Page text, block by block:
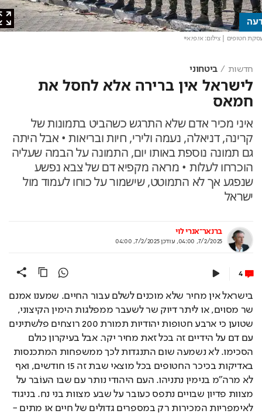
חטופים| צילום: אי.פי.איי
חדשות ביטחוני
לישראל אין ברירה אלא לחסל את
חמאס
איני מכיר אדם שלא התרגש כשהביט בתמונות של
קרינה, דניאלה, נעמה ולירי, חיות ובריאות • אבל היתה
גם תמונה נוספת באותו יום, התמונה על הבמה שעליה
הוכרחו לעלות • מראה מקפיא דם של צבא נפשע
שנפגע אך לא התמוטט, שישמור על כוחו לעמוד מול
ישראל
ברנאר־אנרי לוי
7/2/2025, 04:00
,עודכן7/2/2025, 04:00
4
בישראל אין מחיר שלא מוכנים לשלם עבור החיים. שמענו אמנם
שר מסוים, או ליתר דיוק שר לשעבר ממפלגות הימין הקיצוני,
שטוען כי ארבע חטופות יהודיות תמורת 200 רוצחים פלשתינים
עם דם על הידיים זה בכל זאת מחיר יקר. אבל בעיקרון כולם
הסכימו. לא נשמעה שום התנגדות לכך ממשפחות המתכנסות
באדיקות בכיכר החטופים בכל מוצאי שבת זה 15 חודשים, ואף
לא מרה"מ בנימין נתניהו. העם היהודי נותר עם שבו העוֹבר על
מצוות פדיון שבויים נתפס כעובר על שבע מצוות בני נח. בניגוד
לאימפריות המכירות רק במספרים גדולים של חיים או מתים -